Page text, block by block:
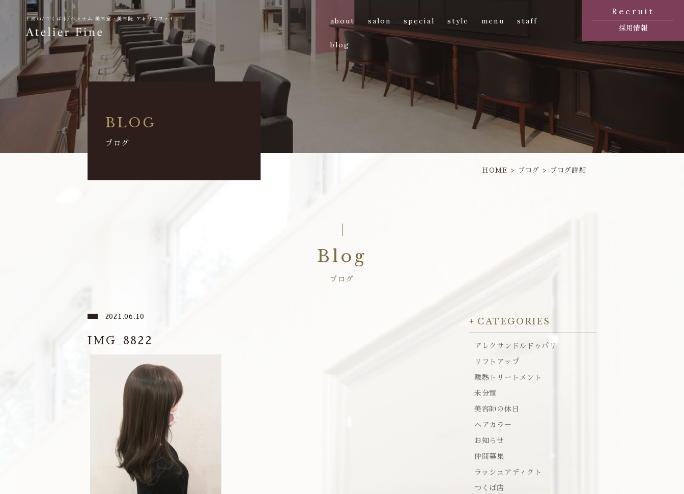
土浦市/つくば市/ベトナム美容室・美容院 アトリエファイン about salon special style menu staff
blog
Recruit
採用情報
BLOG
ブログ
HOME ブログ ブログ詳細
Blog
ブログ
2021.06.10
IMG_8822
CATEGORIES
アレクサンドルドゥパリ
リフトアップ
酸熱トリートメント
未分類
美容師の休日
ヘアカラー
お知らせ
仲間募集
ラッシュアディクト
つくば店